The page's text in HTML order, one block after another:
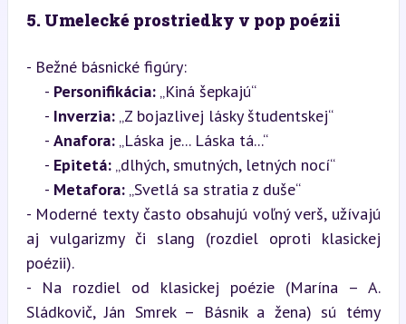
5. Umelecké prostriedky v pop poézii
- Bežné básnické figúry:
    -
Personifikácia: „Kiná šepkajú“
    -
Inverzia: „Z bojazlivej lásky študentskej“
    -
Anafora: „Láska je... Láska tá...“
    -
Epitetá: „dlhých, smutných, letných nocí“
    -
Metafora: „Svetlá sa stratia z duše“
- Moderné texty často obsahujú voľný verš, užívajú
aj vulgarizmy či slang (rozdiel oproti klasickej
poézii).
- Na rozdiel od klasickej poézie (Marína – A.
Sládkovič, Ján Smrek – Básnik a žena) sú témy